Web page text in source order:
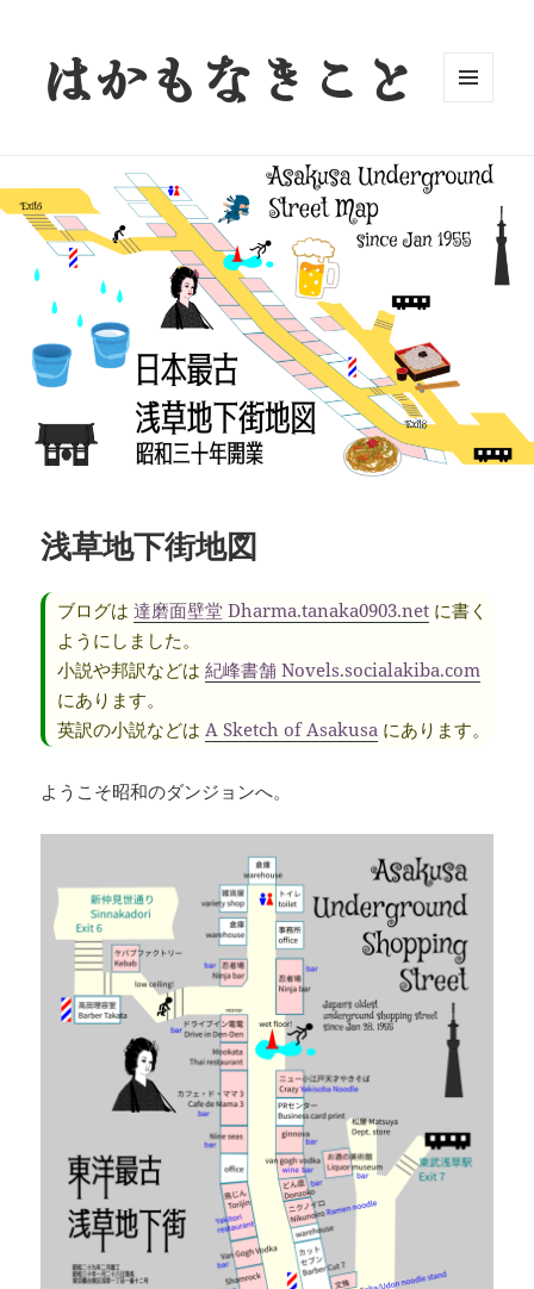
はかもなきこと
ット
浅草地下街地図
ブログは達磨面壁堂 Dharma.tanaka0903.net に書く
ようにしました。
小説や邦訳などは紀峰書舗 Novels.socialakiba.com
にあります。
英訳の小説などは A Sketch of Asakusa にあります。
ようこそ昭和のダンジョンへ。